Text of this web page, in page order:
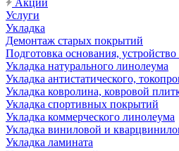
Акции
Услуги
Укладка
Демонтаж старых покрытий
Подготовка основания,
Укладка натурального линолеума
Укладка антистатического,
Укладка ковролина, ковровой
Укладка спортивных покрытий
Укладка коммерческого линолеума
Укладка виниловой и
Укладка ламината